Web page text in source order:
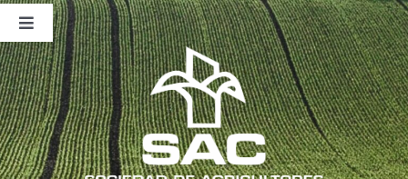
Saltar
contenido
Toggle
Navigation
Nosotros
Publicaciones
Sala de Prensa
Eventos